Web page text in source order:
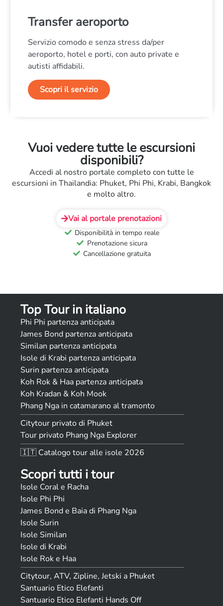
Transfer aeroporto
Servizio comodo e senza stress da/per
aeroporto, hotel e porti, con auto private e
autisti affidabili.
Scopri il servizio
Vuoi vedere tutte le escursioni
disponibili?
Accedi al nostro portale completo con tutte le
escursioni in Thailandia: Phuket, Phi Phi, Krabi, Bangkok
e molto altro.
Vai al portale prenotazioni
Disponibilità in tempo reale
Prenotazione sicura
Cancellazione gratuita
Top Tour in italiano
Phi Phi partenza anticipata
James Bond partenza anticipata
Similan partenza anticipata
Isole di Krabi partenza anticipata
Surin partenza anticipata
Koh Rok & Haa partenza anticipata
Koh Kradan & Koh Mook
Phang Nga in catamarano al tramonto
Citytour privato di Phuket
Tour privato Phang Nga Explorer
🇮🇹 Catalogo tour alle isole 2026
Scopri tutti i tour
Isole Coral e Racha
Isole Phi Phi
James Bond e Baia di Phang Nga
Isole Surin
Isole Similan
Isole di Krabi
Isole Rok e Haa
Citytour, ATV, Zipline, Jetski a Phuket
Santuario Etico Elefanti
Santuario Etico Elefanti Hands Off